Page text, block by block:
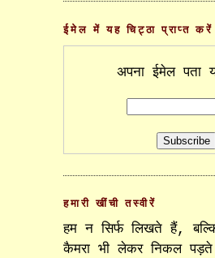
ईमेल में यह चिट्ठा प्राप्त करें
अपना ईमेल पता
हमारी खींची तस्वीरें
हम न सिर्फ लिखते हैं,
कैमरा भी लेकर निकल पड़ते